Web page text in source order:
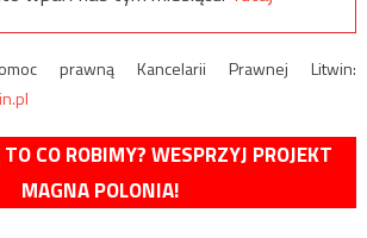
prawną Kancelarii Prawnej Litwin:
CO ROBIMY? WESPRZYJ PROJEKT
MAGNA POLONIA!